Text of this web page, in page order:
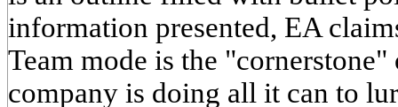
information presented, EA
Team mode is the
company is doing all it can to